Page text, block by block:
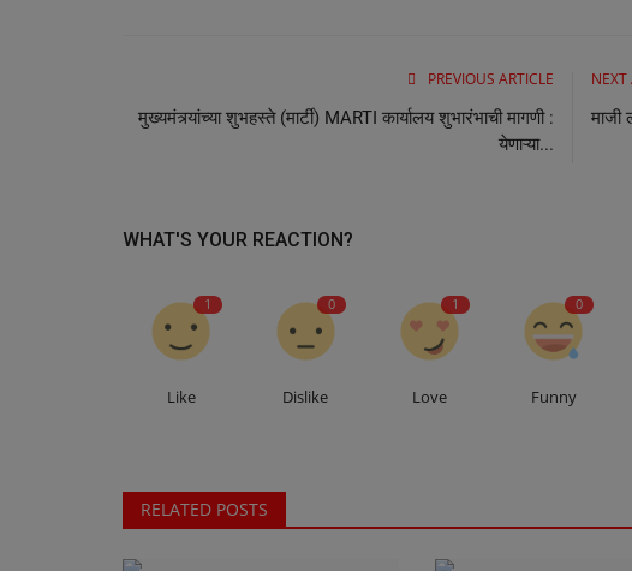
PREVIOUS ARTICLE
मुख्यमंत्र्यांच्या शुभहस्ते (मार्टी) MARTI कार्यालय शुभारंभाची मागणी :
येणाऱ्या...
NEXT
माजी
WHAT'S YOUR REACTION?
1
Like
0
Dislike
1
Love
0
Funny
RELATED POSTS
अर्ज करा, मदत मिळवा – मुख्यमंत्री वैद्यकीय निधी